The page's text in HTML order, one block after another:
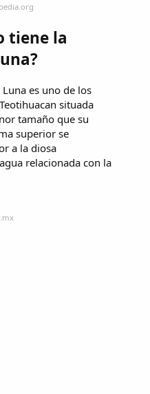
tiene la
es uno de los
situada
tamaño que su
superior se
a la diosa
relacionada con la